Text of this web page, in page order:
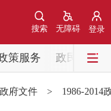
登录
无障碍
搜索
策服务
政民互动
政府文件 > 1986-2014